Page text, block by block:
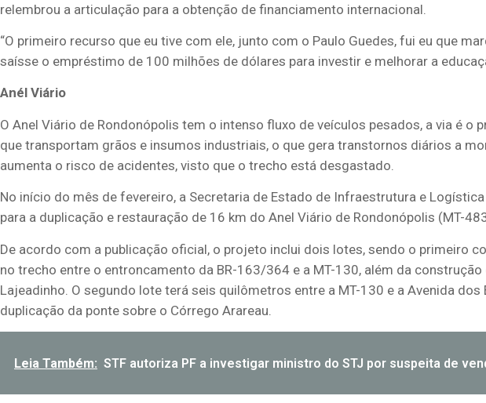
relembrou a articulação para a obtenção de financiamento internacional.
“O primeiro recurso que eu tive com ele, junto com o Paulo Guedes, fui eu que
saísse o empréstimo de 100 milhões de dólares para investir e melhorar a
Anél Viário
O Anel Viário de Rondonópolis tem o intenso fluxo de veículos pesados, a via é o
que transportam grãos e insumos industriais, o que gera transtornos diários a
aumenta o risco de acidentes, visto que o trecho está desgastado.
No início do mês de fevereiro, a Secretaria de Estado de Infraestrutura e
para a duplicação e restauração de 16 km do Anel Viário de Rondonópolis (MT-
De acordo com a publicação oficial, o projeto inclui dois lotes, sendo o primeiro
no trecho entre o entroncamento da BR-163/364 e a MT-130, além da
Lajeadinho. O segundo lote terá seis quilômetros entre a MT-130 e a Avenida dos
duplicação da ponte sobre o Córrego Arareau.
Leia Também: STF autoriza PF a investigar ministro do STJ por suspeita de